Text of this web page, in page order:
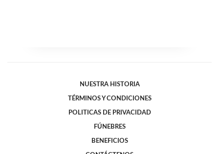
NUESTRA HISTORIA
TÉRMINOS Y CONDICIONES
POLITICAS DE PRIVACIDAD
FÚNEBRES
BENEFICIOS